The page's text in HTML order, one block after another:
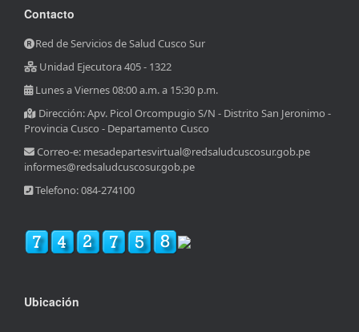
Contacto
Red de Servicios de Salud Cusco Sur
Unidad Ejecutora 405 - 1322
Lunes a Viernes 08:00 a.m. a 15:30 p.m.
Dirección: Apv. Picol Orcompugio S/N - Distrito San Jeronimo -
Provincia Cusco - Departamento Cusco
Correo-e: mesadepartesvirtual@redsaludcuscosur.gob.pe
informes@redsaludcuscosur.gob.pe
Telefono: 084-274100
Ubicación